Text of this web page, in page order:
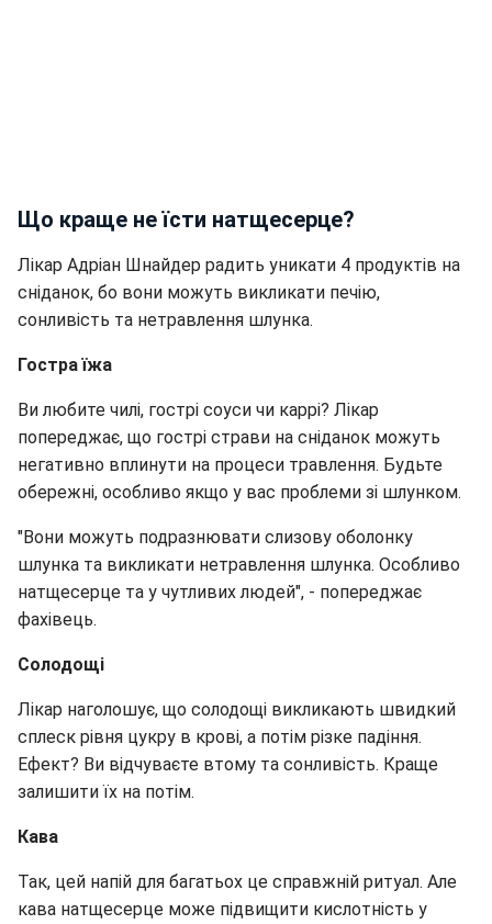
Що краще не їсти натщесерце?
Лікар Адріан Шнайдер радить уникати 4 продуктів на
сніданок, бо вони можуть викликати печію,
сонливість та нетравлення шлунка.
Гостра їжа
Ви любите чилі, гострі соуси чи каррі? Лікар
попереджає, що гострі страви на сніданок можуть
негативно вплинути на процеси травлення. Будьте
обережні, особливо якщо у вас проблеми зі шлунком.
"Вони можуть подразнювати слизову оболонку
шлунка та викликати нетравлення шлунка. Особливо
натщесерце та у чутливих людей", - попереджає
фахівець.
Солодощі
Лікар наголошує, що солодощі викликають швидкий
сплеск рівня цукру в крові, а потім різке падіння.
Ефект? Ви відчуваєте втому та сонливість. Краще
залишити їх на потім.
Кава
Так, цей напій для багатьох це справжній ритуал. Але
кава натщесерце може підвищити кислотність у